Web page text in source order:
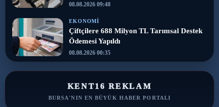
08.08.2026 09:48
EKONOMI
Çiftçilere 688 Milyon TL Tarımsal Destek
Ödemesi Yapıldı
08.08.2026 00:35
KENT16 REKLAM
BURSA'NIN EN BÜYÜK HABER PORTALI